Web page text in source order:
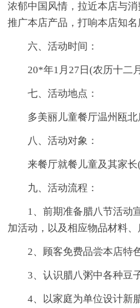
浓郁中国风情，拉近本店与
推广本店产品，打响本店知名
六、活动时间：
20*年1月27日(农历十二
七、活动地点：
多美丽儿童餐厅温州瓯北
八、活动对象：
来餐厅就餐儿童及其家
九、活动流程：
1、前期准备腊八节活动
加活动，以及相应物品材料、
2、顾客免费品尝本店特
3、认识腊八粥中各种豆
4、以家庭为单位设计新